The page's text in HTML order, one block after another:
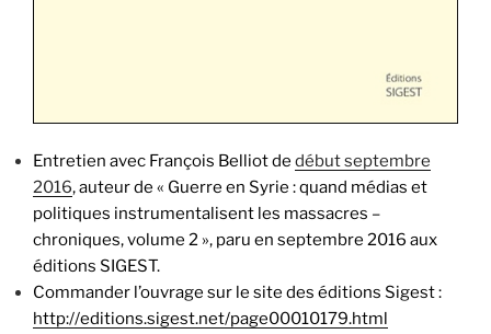
Entretien avec François Belliot de début septembre
2016, auteur de « Guerre en Syrie : quand médias et
politiques instrumentalisent les massacres –
chroniques, volume 2 », paru en septembre 2016 aux
éditions SIGEST.
Commander l’ouvrage sur le site des éditions Sigest :
http://editions.sigest.net/page00010179.html